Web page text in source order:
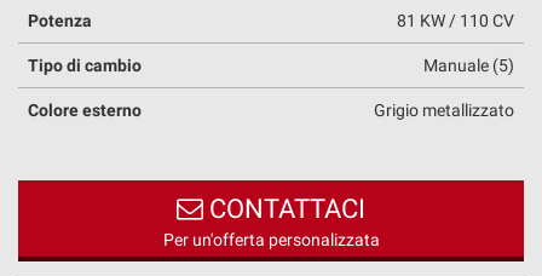
Potenza 81 KW / 110 CV
Tipo di cambio Manuale (5)
Colore esterno Grigio metallizzato
CONTATTACI
Per un'offerta personalizzata
informazioni
sull'utilità
e
funzionamento
si